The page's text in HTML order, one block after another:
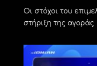
Οι στόχοι του
στήριξη της αγοράς